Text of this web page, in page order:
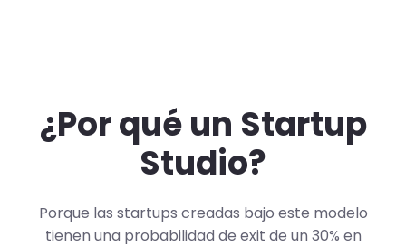
¿Por qué un Startup
Studio?
Porque las startups creadas bajo este modelo
tienen una probabilidad de exit de un 30% en